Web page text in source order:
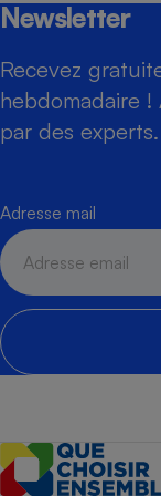
Newsletter
Recevez
hebdomadaire
par des experts.
Adresse mail